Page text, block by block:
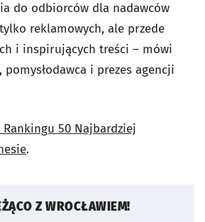
do odbiorców dla nadawców
reklamowych, ale przede
i inspirujących treści – mówi
pomysłodawca i prezes agencji
Rankingu 50 Najbardziej
.
Z WROCŁAWIEM!